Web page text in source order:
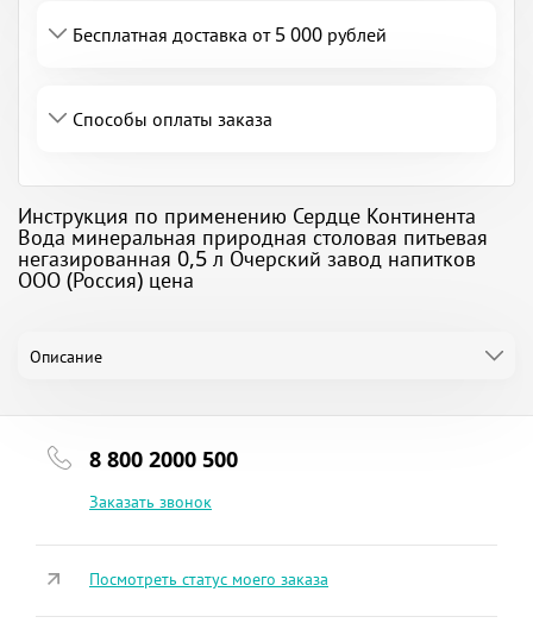
Бесплатная доставка от 5 000 рублей
Способы оплаты заказа
Инструкция по применению Сердце Континента
Вода минеральная природная столовая питьевая
негазированная 0,5 л Очерский завод напитков
ООО (Россия) цена
Описание
8 800 2000 500
Заказать звонок
Посмотреть статус моего заказа